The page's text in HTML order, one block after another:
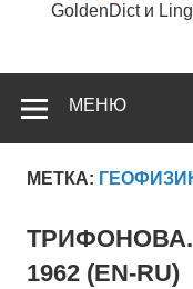
GoldenDict и
МЕНЮ
МЕТКА:
1962 (EN-RU)